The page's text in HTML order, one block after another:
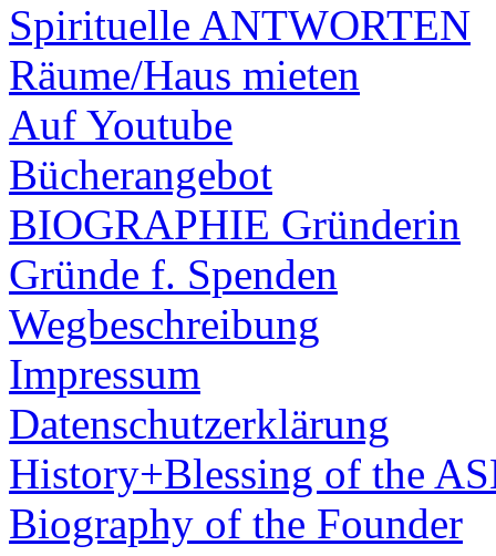
Spirituelle ANTWORTEN
Räume/Haus mieten
Auf Youtube
Bücherangebot
BIOGRAPHIE Gründerin
Gründe f. Spenden
Wegbeschreibung
Impressum
Datenschutzerklärung
History+Blessing of the
Biography of the Founder